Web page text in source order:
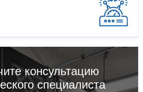
консультацию
специалиста